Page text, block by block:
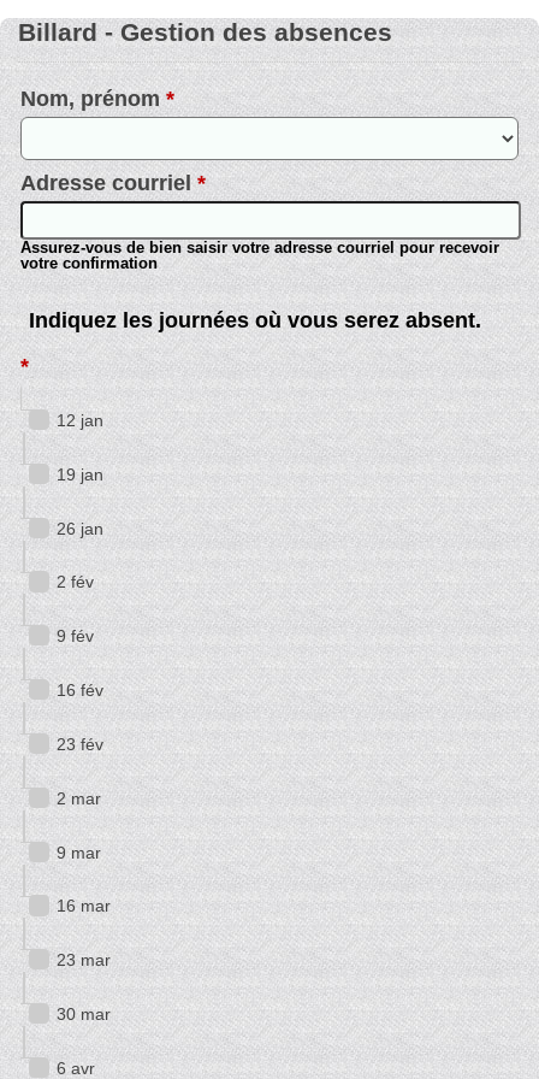
Billard - Gestion des absences
Nom, prénom *
Adresse courriel*
Assurez-vous de bien saisir votre adresse courriel pour recevoir
votre confirmation
Indiquez les journées où vous serez absent.
*
12 jan
19 jan
26 jan
2 fév
9 fév
16 fév
23 fév
2 mar
9 mar
16 mar
23 mar
30 mar
6 avr